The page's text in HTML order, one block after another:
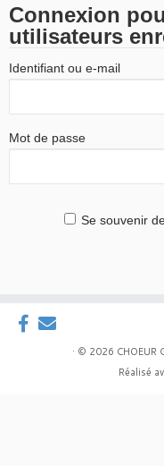
Connexion
utilisateurs
Identifiant ou e-mail
Mot de passe
Se souvenir
· © 2026 CHOEUR
Réalisé